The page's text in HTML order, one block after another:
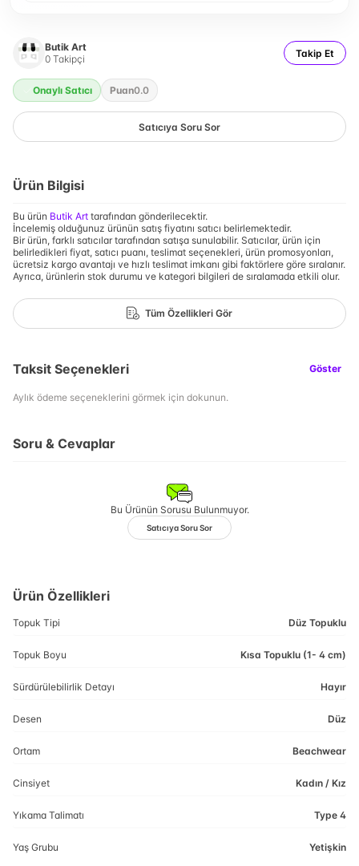
Butik Art
0 Takipçi Takip Et
Onaylı Satıcı Puan0.0
Satıcıya Soru Sor
Ürün Bilgisi
Bu ürün Butik Art tarafından gönderilecektir.
İncelemiş olduğunuz ürünün satış fiyatını satıcı belirlemektedir.
Bir ürün, farklı satıcılar tarafından satışa sunulabilir. Satıcılar, ürün için
belirledikleri fiyat, satıcı puanı, teslimat seçenekleri, ürün promosyonları,
ücretsiz kargo avantajı ve hızlı teslimat imkanı gibi faktörlere göre sıralanır.
Ayrıca, ürünlerin stok durumu ve kategori bilgileri de sıralamada etkili olur.
Tüm Özellikleri Gör
Taksit Seçenekleri Göster
Aylık ödeme seçeneklerini görmek için dokunun.
Soru & Cevaplar
Bu Ürünün Sorusu Bulunmuyor.
Satıcıya Soru Sor
Ürün Özellikleri
Topuk Tipi Düz Topuklu
Topuk Boyu Kısa Topuklu (1- 4 cm)
Sürdürülebilirlik Detayı Hayır
Desen Düz
Ortam Beachwear
Cinsiyet Kadın / Kız
Yıkama Talimatı Type 4
Yaş Grubu Yetişkin